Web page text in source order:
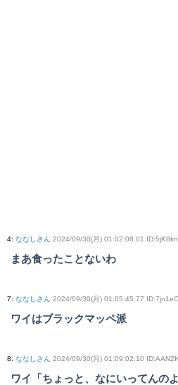
4: ななしさん 2024/09/30(月) 01:02:08.01
まあ食ったことないわ
7: ななしさん 2024/09/30(月) 01:05:45.77
ワイはブラックマッペ派
8: ななしさん 2024/09/30(月) 01:09:02.10
ワイ「ちょっと、なにいってんのよ